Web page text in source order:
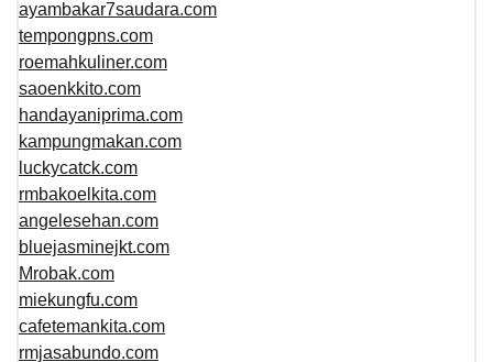
ayambakar7saudara.com
tempongpns.com
roemahkuliner.com
saoenkkito.com
handayaniprima.com
kampungmakan.com
luckycatck.com
rmbakoelkita.com
angelesehan.com
bluejasminejkt.com
Mrobak.com
miekungfu.com
cafetemankita.com
rmjasabundo.com